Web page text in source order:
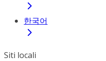
한국어
Siti locali